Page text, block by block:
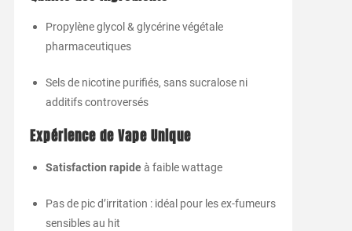
Propylène glycol & glycérine végétale
pharmaceutiques
Sels de nicotine purifiés, sans sucralose ni
additifs controversés
Expérience de Vape Unique
Satisfaction rapideà faible wattage
Pas de pic d’irritation : idéal pour les ex-fumeurs
sensibles au hit